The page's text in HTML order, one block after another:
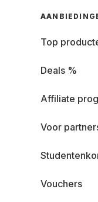
Top
Deals %
Affiliate
Voor
Vouchers